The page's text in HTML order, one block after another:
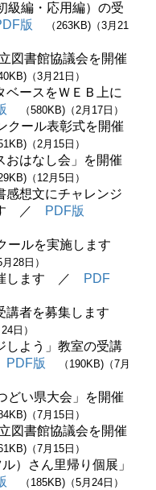
級編・応用編）の受
版
（263KB)（3月21
図書館協議会を開催
（3月21日）
ベースをＷＥＢ上に
（580KB)（2月17日）
クール表彰式を開催
（2月15日）
おはなし会」を開催
（12月5日）
感想文にチャレンジ
す ／
PDF版
ールを実施します
28日）
催します ／
PDF
講者を募集します
日）
しよう」教室の受講
PDF版
（190KB)（7月
どい県大会」を開催
（7月15日）
図書館協議会を開催
（7月15日）
）さん里帰り個展」
（185KB)（5月24 日）